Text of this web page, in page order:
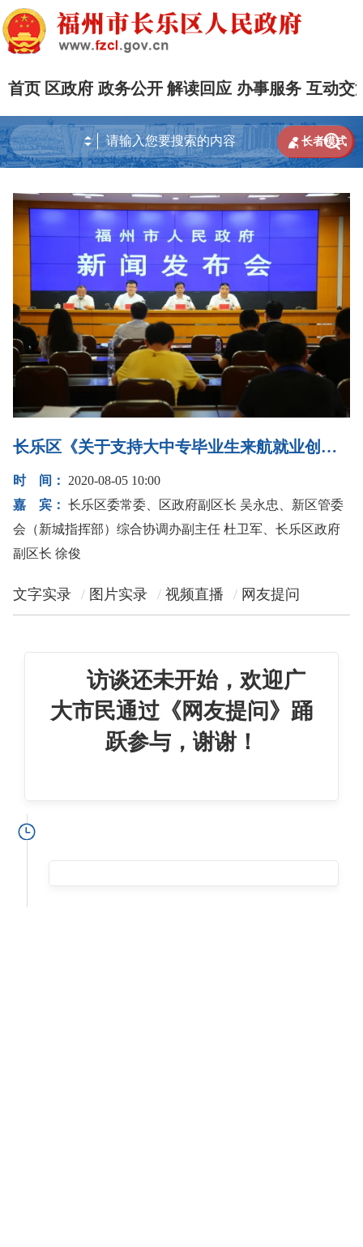
首页 区政府 政务公开 解读回应 办事服务 互动交

 长者模式
长乐区《关于支持大中专毕业生来航就业创业的八条措施》新闻发布会
时 间：
2020-08-05 10:00
嘉 宾： 长乐区委常委、区政府副区长 吴永忠、新区管委
会（新城指挥部）综合协调办副主任 杜卫军、长乐区政府
副区长 徐俊
文字实录 图片实录 视频直播 网友提问
访谈还未开始，欢迎广
大市民通过《网友提问》踊
跃参与，谢谢！